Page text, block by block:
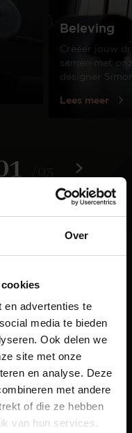
Over
en advertenties te
media te bieden
Ook delen we
site met onze
en analyse. Deze
met andere
of die ze hebben
van hun services.
/03
Beleving
Creëer jouw
samen met
designer
Lees meer